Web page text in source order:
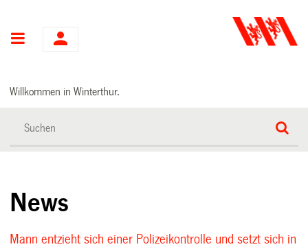
Hauptnavigation
Willkommen in Winterthur.
News
Mann entzieht sich einer Polizeikontrolle und setzt sich in